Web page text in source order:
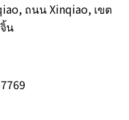
ถนน Xinqiao, เขต
น